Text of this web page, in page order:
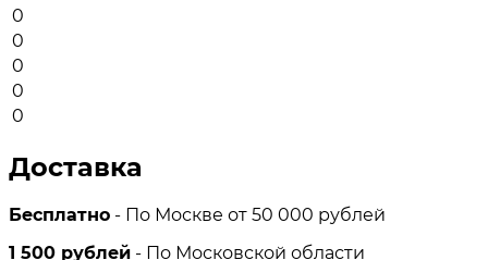
0
0
0
0
0
Доставка
Бесплатно - По Москве от 50 000 рублей
1 500 рублей - По Московской области